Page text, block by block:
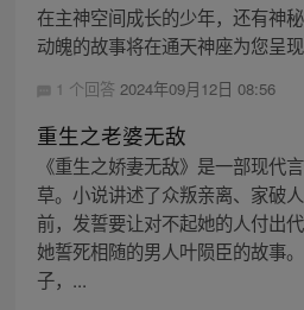
在主神空间成长的少年，还有神
动魄的故事将在通天神座为您呈现
1 个回答 2024年09月12日 08:56
重生之老婆无敌
《重生之娇妻无敌》是一部现代
草。小说讲述了众叛亲离、家破
前，发誓要让对不起她的人付出
她誓死相随的男人叶陨臣的故事
子，...